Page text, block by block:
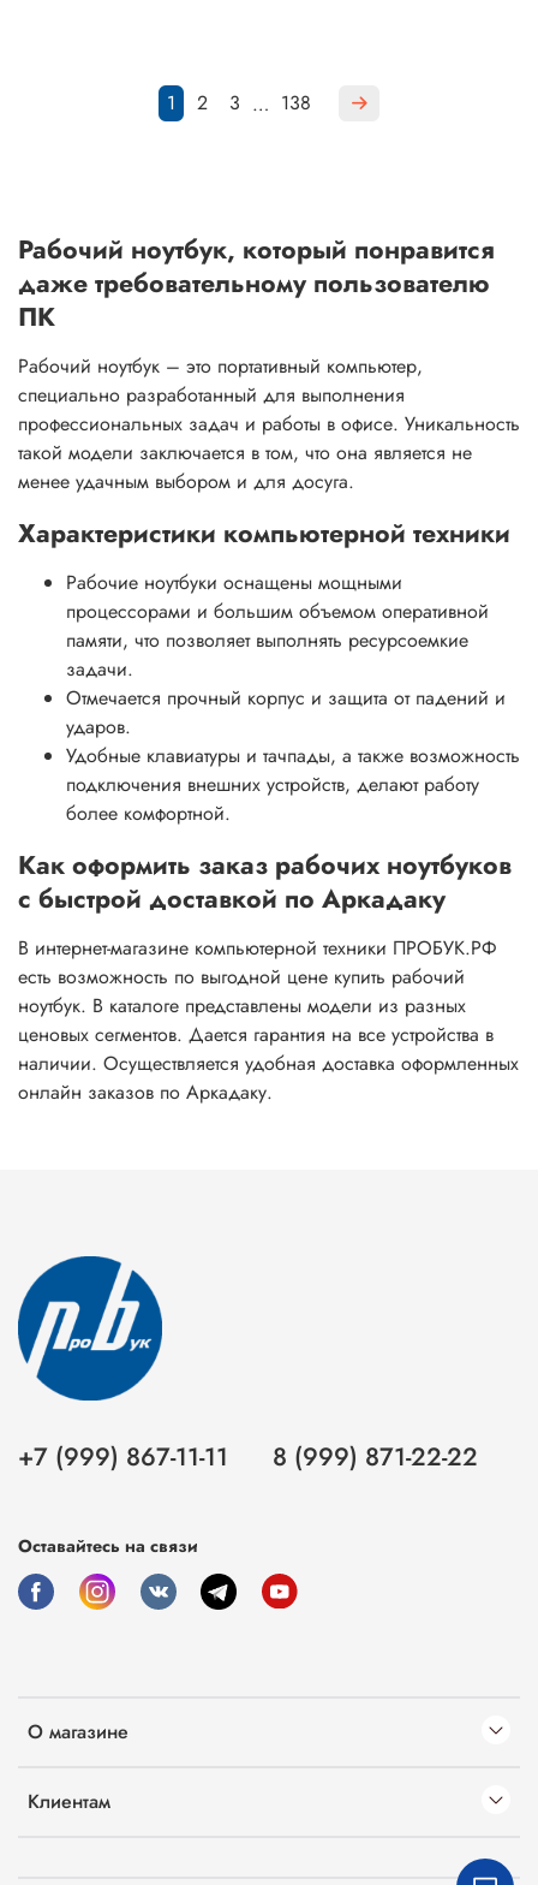
1 2 3 … 138
Рабочий ноутбук, который понравится
даже требовательному пользователю
ПК
Рабочий ноутбук – это портативный компьютер,
специально разработанный для выполнения
профессиональных задач и работы в офисе. Уникальность
такой модели заключается в том, что она является не
менее удачным выбором и для досуга.
Характеристики компьютерной техники
Рабочие ноутбуки оснащены мощными
процессорами и большим объемом оперативной
памяти, что позволяет выполнять ресурсоемкие
задачи.
Отмечается прочный корпус и защита от падений и
ударов.
Удобные клавиатуры и тачпады, а также возможность
подключения внешних устройств, делают работу
более комфортной.
Как оформить заказ рабочих ноутбуков
с быстрой доставкой по Аркадаку
В интернет-магазине компьютерной техники ПРОБУК.РФ
есть возможность по выгодной цене купить рабочий
ноутбук. В каталоге представлены модели из разных
ценовых сегментов. Дается гарантия на все устройства в
наличии. Осуществляется удобная доставка оформленных
онлайн заказов по Аркадаку.
О магазине
Клиентам
+7 (999) 867-11-11 8 (999) 871-22-22
Оставайтесь на связи